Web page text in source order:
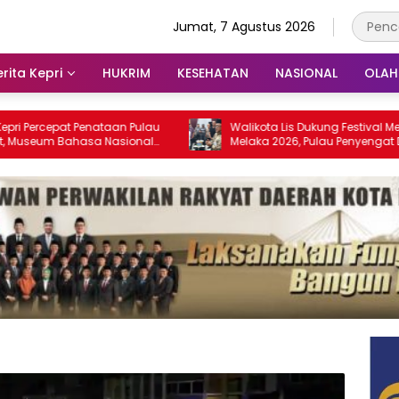
Jumat, 7 Agustus 2026
Kepri HUKRIM KESEHATAN NASIONAL
Penataan Pulau
Nasional
Walikota Lis Dukung Festival Media Selat
Melaka 2026, Pulau Penyengat Disiapkan
Jadi Etalase Budaya Melayu